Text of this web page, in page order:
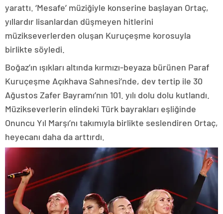
yarattı. ‘Mesafe’ müziğiyle konserine başlayan Ortaç,
yıllardır lisanlardan düşmeyen hitlerini
müzikseverlerden oluşan Kuruçeşme korosuyla
birlikte söyledi.
Boğaz’ın ışıkları altında kırmızı-beyaza bürünen Paraf
Kuruçeşme Açıkhava Sahnesi’nde, dev tertip ile 30
Ağustos Zafer Bayramı’nın 101. yılı dolu dolu kutlandı.
Müzikseverlerin elindeki Türk bayrakları eşliğinde
Onuncu Yıl Marşı’nı takımıyla birlikte seslendiren Ortaç,
heyecanı daha da arttırdı.